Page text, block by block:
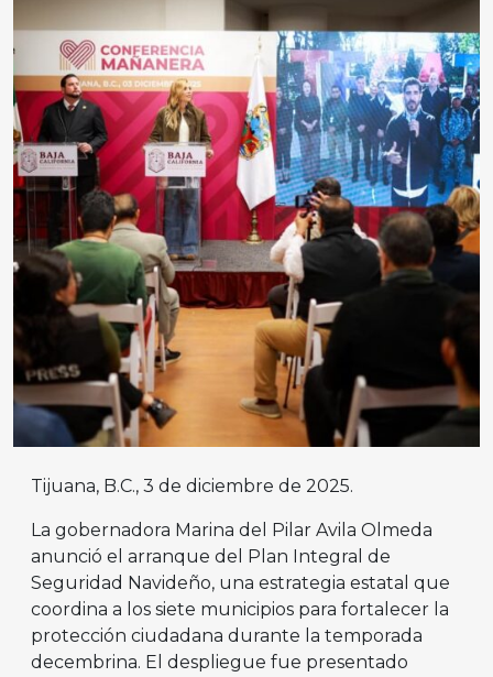
Tijuana, B.C., 3 de diciembre de 2025.
La gobernadora Marina del Pilar Avila Olmeda
anunció el arranque del Plan Integral de
Seguridad Navideño, una estrategia estatal que
coordina a los siete municipios para fortalecer la
protección ciudadana durante la temporada
decembrina. El despliegue fue presentado